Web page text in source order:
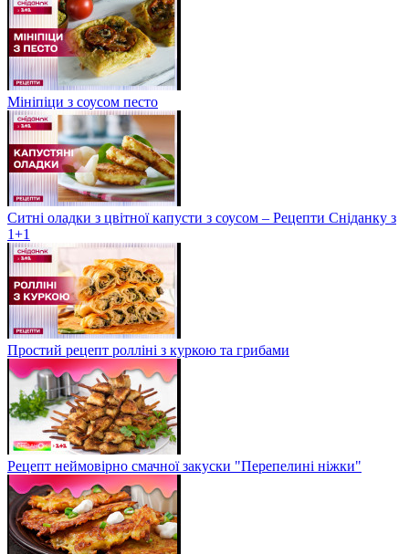
Мініпіци з соусом песто
Ситні оладки з цвітної капусти з соусом – Рецепти Сніданку з
1+1
Простий рецепт ролліні з куркою та грибами
Рецепт неймовірно смачної закуски "Перепелині ніжки"